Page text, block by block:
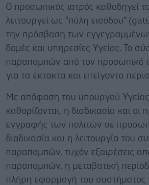
Ο προσωπικός ιατρός καθοδηγεί
λειτουργεί ως "πύλη εισόδου"
την πρόσβαση των
δομές και υπηρεσίες Yγείας. Το
παραπομπών από τον προσωπικό
για τα έκτακτα και επείγοντα
Με απόφαση του υπουργού
καθορίζονται, η διαδικασία και οι
εγγραφής των πολιτών σε
διαδικασία και η λειτουργία του
παραπομπών, τυχόν εξαιρέσεις
παραπομπών, η μεταβατική
πλήρη εφαρμογή του συστήματος